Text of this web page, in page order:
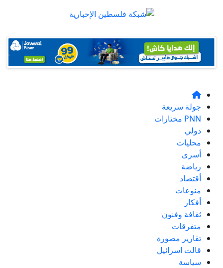
جولة سريعة
PNN مختارات
دولي
محليات
أسرى
رياضة
أقتصاد
منوعات
أفكار
ثقافة وفنون
متفرقات
تقارير مصورة
قالت اسرائيل
سياسة